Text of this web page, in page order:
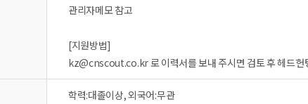
관리자메모 참고
[지원방법]
kz@cnscout.co.kr 로 이력서를 보내 주시면 검토 후 헤드헌
학력:대졸이상, 외국어:무관